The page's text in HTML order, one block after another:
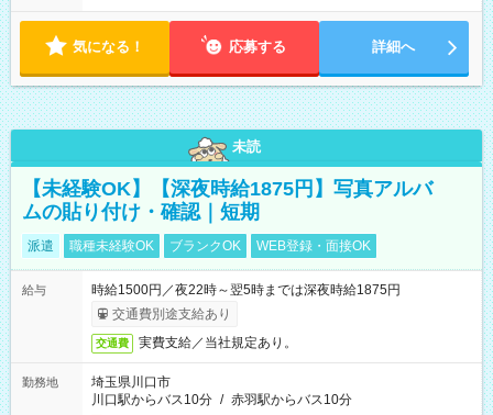
気になる！ 応募する 詳細へ
未読
【未経験OK】【深夜時給1875円】写真アルバ
ムの貼り付け・確認｜短期
派遣 職種未経験OK ブランクOK WEB登録・面接OK
給与
時給1500円／夜22時～翌5時までは深夜時給1875円
交通費別途支給あり
交通費 実費支給／当社規定あり。
勤務地
埼玉県川口市
川口駅からバス10分 / 赤羽駅からバス10分